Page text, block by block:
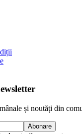
și noutăți din
Abonare